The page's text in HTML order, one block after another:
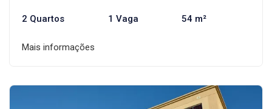
2 Quartos 1 Vaga 54 m²
Mais informações